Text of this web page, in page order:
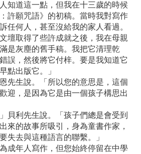
知道這一點，但我在十三歲的時候
許願咒語》的初稿。當時我對寫作
任何人，甚至沒給我的家人看過。
壇取得了些許成就之後，我在母親
是灰塵的舊手稿。我把它清理乾
誤，然後將它付梓。要是我知道它
點出版它。」
生說。「所以您的意思是，這個
迎，是因為它是由一個孩子構思出
利先生說。「孩子們總是會受到
來的故事所吸引，身為童書作家，
失去與這種語言的聯繫。」
年人寫作，但您始終停留在中學